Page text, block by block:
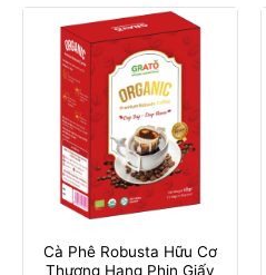
Cà Phê Robusta Hữu Cơ
Thượng Hạng Phin Giấy